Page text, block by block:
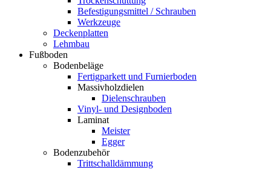
Befestigungsmittel / Schrauben
Werkzeuge
Deckenplatten
Lehmbau
Fußboden
Bodenbeläge
Fertigparkett und Furnierboden
Massivholzdielen
Dielenschrauben
Vinyl- und Designboden
Laminat
Meister
Egger
Bodenzubehör
Trittschalldämmung